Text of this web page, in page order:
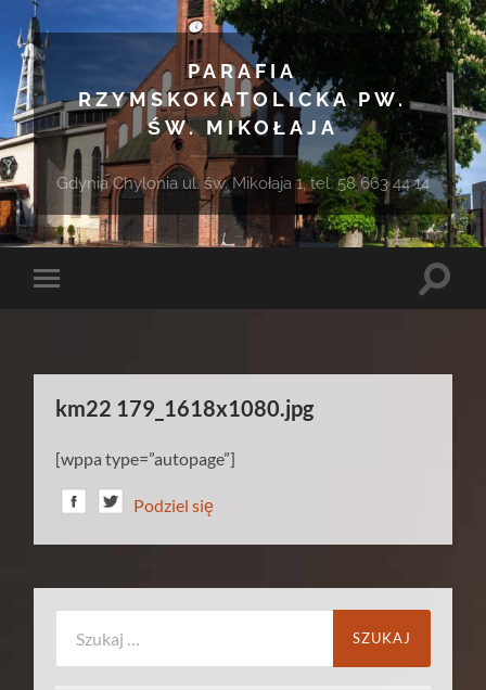
PARAFIA
RZYMSKOKATOLICKA PW.
ŚW. MIKOŁAJA
Gdynia Chylonia ul. św. Mikołaja 1, tel. 58 663 44 14
Toggle
Toggle
km22 179_1618x1080.jpg
[wppa type=”autopage”]
Podziel się